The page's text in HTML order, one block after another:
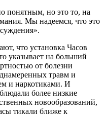
понятным, но это то, на
Мы надеемся, что это
что установка Часов
указывает на больший
от болезни
травм и
и наркотиками. И
более низкие
новообразований,
тикали ближе к